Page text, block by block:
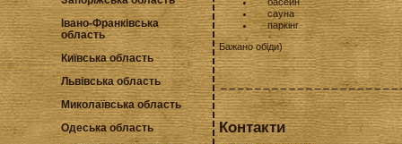
Івано-Франківська
область
Київська область
Львівська область
Миколаївська область
Одеська область
сауна
паркінг
Бажано обіди)
Контакти